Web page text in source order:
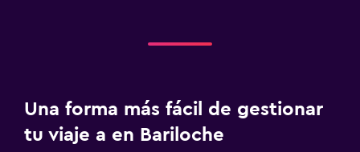
Una forma más fácil de gestionar
tu viaje a en Bariloche